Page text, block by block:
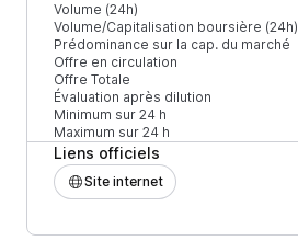
Volume (24h)
Volume/Capitalisation boursière (24h)
Prédominance sur la cap. du marché
Offre en circulation
Offre Totale
Évaluation après dilution
Minimum sur 24 h
Maximum sur 24 h
Liens officiels
Site internet